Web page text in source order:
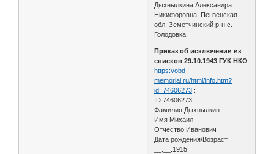
Дыхнылкина Александра
Никифоровна, Пензенская
обл. Земетчинский р-н с.
Голодовка.
Приказ об исключении из
списков 29.10.1943 ГУК НКО
https://obd-
memorial.ru/html/info.htm?
id=74606273 :
ID 74606273
Фамилия Дыхнылкин
Имя Михаил
Отчество Иванович
Дата рождения/Возраст
__.__.1915